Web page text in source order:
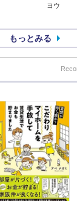
ヨウ
もっとみる